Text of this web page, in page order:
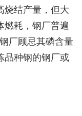
烧结产量，但大
燃耗，钢厂普遍
厂顾忌其磷含量
品种钢的钢厂或